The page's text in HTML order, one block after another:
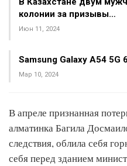
колонии за призывы…
Июн 11, 2024
Samsung Galaxy A54 5G
Мар 10, 2024
В апреле признанная
алматинка Багила
следствия, облила себя
себя перед зданием